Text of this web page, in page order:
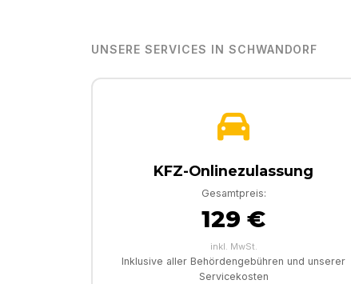
UNSERE SERVICES IN SCHWANDORF
KFZ-Onlinezulassung
Gesamtpreis:
129 €
inkl. MwSt.
Inklusive aller Behördengebühren und unserer
Servicekosten